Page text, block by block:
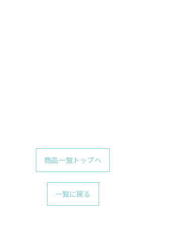
商品一覧トップへ
一覧に戻る